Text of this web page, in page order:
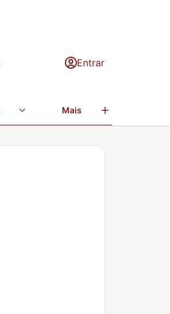
Entrar
Mais